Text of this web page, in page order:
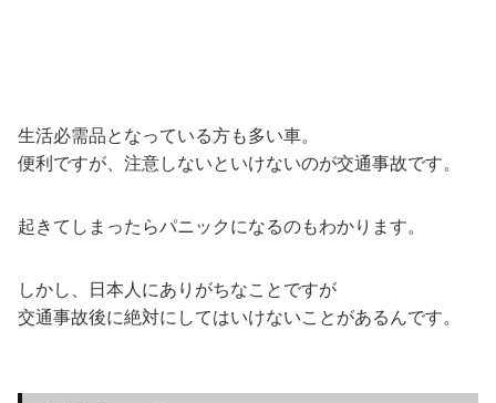
生活必需品となっている方も多い車。
便利ですが、注意しないといけないのが交通事故です。
起きてしまったらパニックになるのもわかります。
しかし、日本人にありがちなことですが
交通事故後に絶対にしてはいけないことがあるんです。